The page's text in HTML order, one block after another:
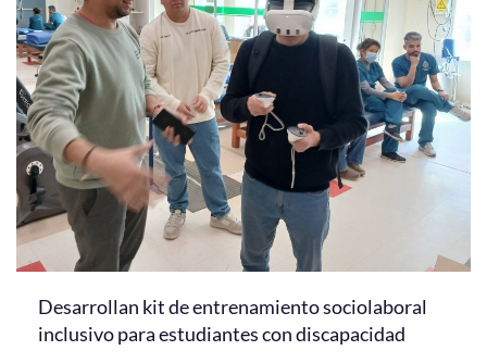
Desarrollan kit de entrenamiento sociolaboral
inclusivo para estudiantes con discapacidad